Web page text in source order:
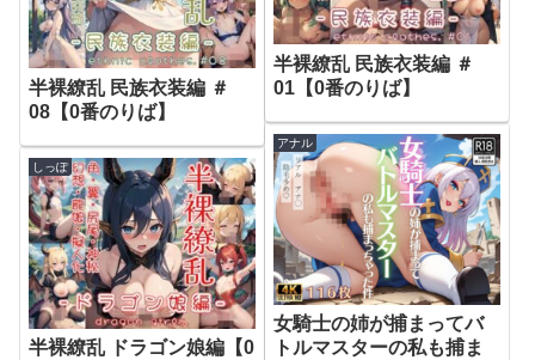
半裸繚乱 民族衣装編 ＃
01【0番のりば】
半裸繚乱 民族衣装編 ＃
08【0番のりば】
アナル
女騎士の姉が捕まってバ
トルマスターの私も捕ま
しっぽ
半裸繚乱 ドラゴン娘編【0